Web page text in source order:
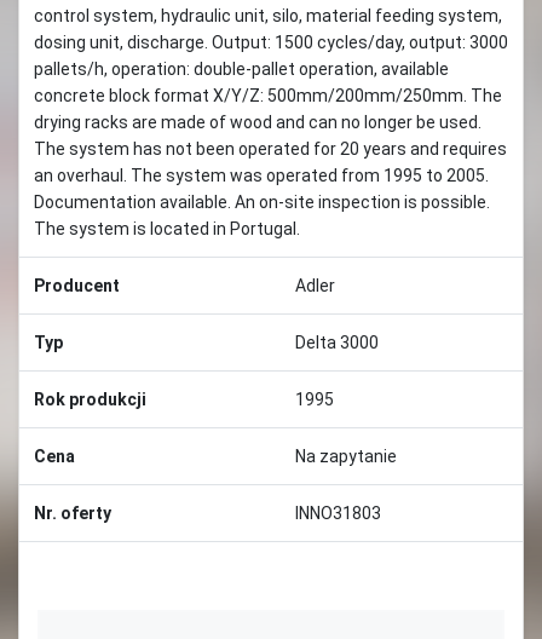
control system, hydraulic unit, silo, material feeding system,
dosing unit, discharge. Output: 1500 cycles/day, output: 3000
pallets/h, operation: double-pallet operation, available
concrete block format X/Y/Z: 500mm/200mm/250mm. The
drying racks are made of wood and can no longer be used.
The system has not been operated for 20 years and requires
an overhaul. The system was operated from 1995 to 2005.
Documentation available. An on-site inspection is possible.
The system is located in Portugal.
Producent Adler
Typ Delta 3000
Rok produkcji 1995
Cena Na zapytanie
Nr. oferty INNO31803